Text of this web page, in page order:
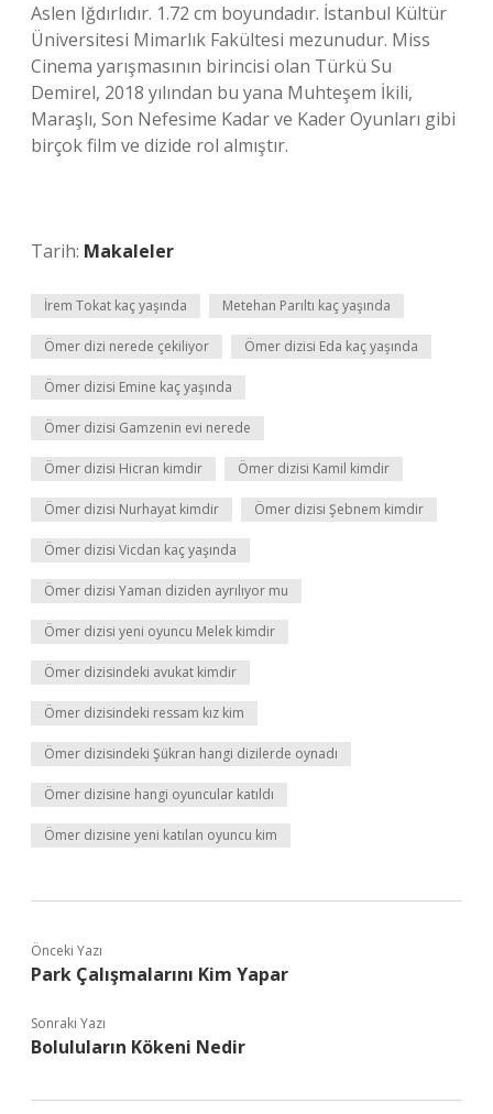
Aslen Iğdırlıdır. 1.72 cm boyundadır. İstanbul Kültür
Üniversitesi Mimarlık Fakültesi mezunudur. Miss
Cinema yarışmasının birincisi olan Türkü Su
Demirel, 2018 yılından bu yana Muhteşem İkili,
Maraşlı, Son Nefesime Kadar ve Kader Oyunları gibi
birçok film ve dizide rol almıştır.
Tarih: Makaleler
İrem Tokat kaç yaşında Metehan Parıltı kaç yaşında
Ömer dizi nerede çekiliyor Ömer dizisi Eda kaç yaşında
Ömer dizisi Emine kaç yaşında
Ömer dizisi Gamzenin evi nerede
Ömer dizisi Hicran kimdir Ömer dizisi Kamil kimdir
Ömer dizisi Nurhayat kimdir Ömer dizisi Şebnem kimdir
Ömer dizisi Vicdan kaç yaşında
Ömer dizisi Yaman diziden ayrılıyor mu
Ömer dizisi yeni oyuncu Melek kimdir
Ömer dizisindeki avukat kimdir
Ömer dizisindeki ressam kız kim
Ömer dizisindeki Şükran hangi dizilerde oynadı
Ömer dizisine hangi oyuncular katıldı
Ömer dizisine yeni katılan oyuncu kim
Önceki Yazı
Park Çalışmalarını Kim Yapar
Sonraki Yazı
Boluluların Kökeni Nedir